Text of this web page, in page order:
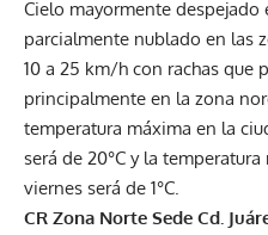
Cielo mayormente despejado
parcialmente nublado en las
10 a 25 km/h con rachas que
principalmente en la zona
temperatura máxima en la
será de 20°C y la
viernes será de 1°C.
CR Zona Norte Sede Cd.